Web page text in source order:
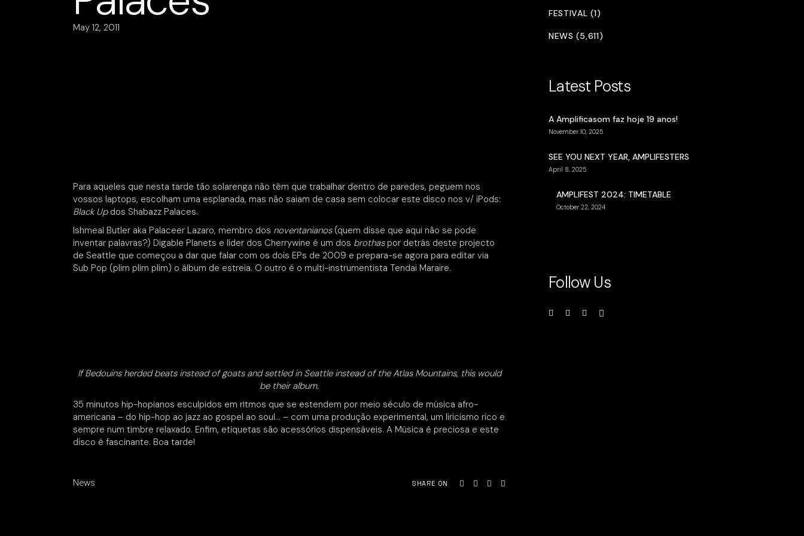
May 12, 2011
Para aqueles que nesta tarde tão solarenga não têm que trabalhar dentro de paredes, peguem nos
vossos laptops, escolham uma esplanada, mas não saiam de casa sem colocar este disco nos v/ iPods:
Black Updos Shabazz Palaces.
Ishmeal Butler aka Palaceer Lazaro, membro dos noventanianos(quem disse que aqui não se pode
inventar palavras?) Digable Planets e líder dos Cherrywine é um dos brothaspor detrás deste projecto
de Seattle que começou a dar que falar com os dois EPs de 2009 e prepara-se agora para editar via
Sub Pop (plim plim plim) o álbum de estreia. O outro é o multi-instrumentista Tendai Maraire.
If Bedouins herded beats instead of goats and settled in Seattle instead of the Atlas Mountains, this would
be their album.
35 minutos hip-hopianos esculpidos em ritmos que se estendem por meio século de música afro-
americana – do hip-hop ao jazz ao gospel ao soul… – com uma produção experimental, um liricismo rico e
sempre num timbre relaxado. Enfim, etiquetas são acessórios dispensáveis. A Música é preciosa e este
disco é fascinante. Boa tarde!
News SHARE ON
FESTIVAL (1)
NEWS (5,611)
Latest Posts
A Amplificasom faz hoje 19 anos!
November 10, 2025
SEE YOU NEXT YEAR, AMPLIFESTERS
April 8, 2025
AMPLIFEST 2024: TIMETABLE
October 22, 2024
Follow Us